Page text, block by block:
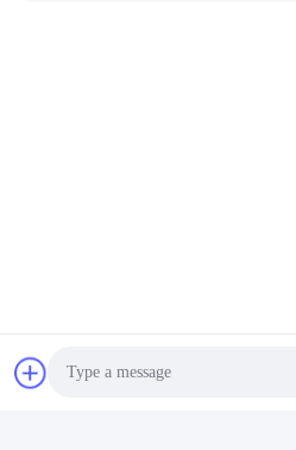
Πολιτική απορρήτου